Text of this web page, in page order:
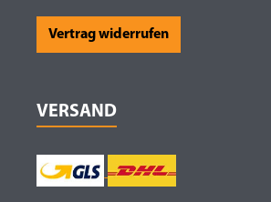
Vertrag widerrufen
VERSAND